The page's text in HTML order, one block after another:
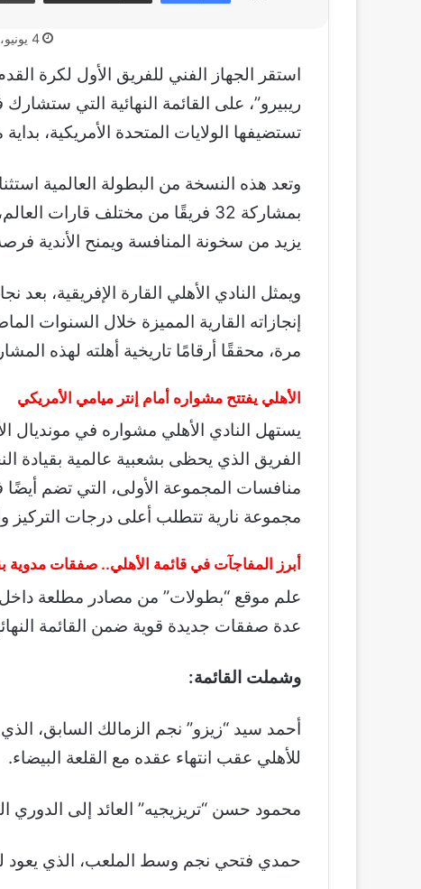
4 يونيو، 2025
استقر الجهاز الفني للفريق الأول لكرة
تستضيفها الولايات المتحدة الأمريكية، بداية من 15 يونيو
وتعد هذه النسخة من البطولة العالمية
بمشاركة 32 فريقًا من مختلف
يزيد من سخونة المنافسة ويمنح الأندية
ويمثل النادي الأهلي القارة الإفريقية،
إنجازاته القارية المميزة خلال السنوات
مرة، محققًا أرقامًا تاريخية أهلته لهذه
الأهلي يفتتح مشواره أمام إنتر ميامي الأمريكي
يستهل النادي الأهلي مشواره في مونديال
الفريق الذي يحظى بشعبية عالمية بقيادة
منافسات المجموعة الأولى، التي تضم أيضًا
مجموعة نارية تتطلب أعلى درجات التركيز
أبرز المفاجآت في قائمة الأهلي.. صفقات مدوية
علم موقع “بطولات” من مصادر مطلعة داخل
عدة صفقات جديدة قوية ضمن القائمة
وشملت القائمة:
أحمد سيد “زيزو” نجم الزمالك السابق،
للأهلي عقب انتهاء عقده مع القلعة البيضاء.
محمود حسن “تريزيجيه” العائد إلى الدوري
حمدي فتحي نجم وسط الملعب، الذي يعود